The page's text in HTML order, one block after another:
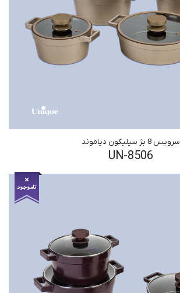
سرویس 8 بژ سیلیکون دیاموند
UN-8506